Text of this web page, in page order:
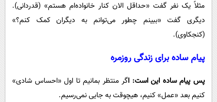
مثلاً یک نفر گفت «حداقل الان کنار خانواده‌ام هستم» (قدردانی).
دیگری گفت «ببینم چطور می‌توانم به دیگران کمک کنم؟»
(کنجکاوی).
پیام ساده برای زندگی روزمره
پس پیام ساده این است: اگر منتظر بمانیم تا اول «احساس شادی»
کنیم بعد «عمل» کنیم، هیچوقت به جایی نمی‌رسیم.